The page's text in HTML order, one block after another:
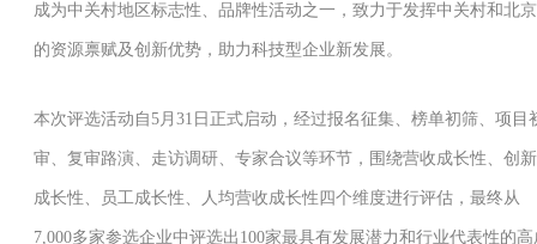
成为中关村地区标志性、品牌性活动之一，致力于发挥中关村和北京
的资源禀赋及创新优势，助力科技型企业新发展。
本次评选活动自5月31日正式启动，经过报名征集、榜单初筛、项目
审、复审路演、走访调研、专家合议等环节，围绕营收成长性、创新
成长性、员工成长性、人均营收成长性四个维度进行评估，最终从
7,000多家参选企业中评选出100家最具有发展潜力和行业代表性的高